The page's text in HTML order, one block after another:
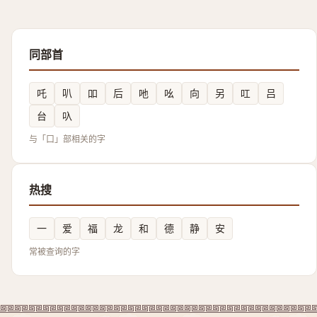
同部首
吒 叭 吅 后 吔 吆 向 另 叿
吕
台
叺
与「口」部相关的字
热搜
一 爱 福 龙 和 德 静 安
常被查询的字